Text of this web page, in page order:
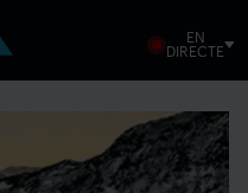
EN
DIRECTE